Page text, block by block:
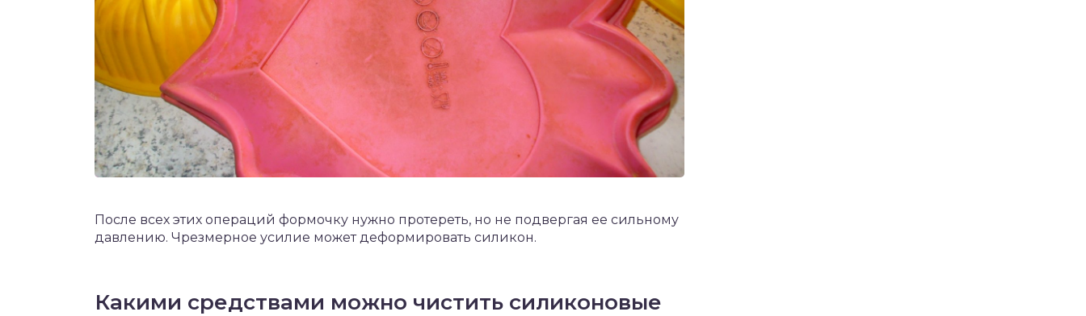
После всех этих операций формочку нужно протереть, но не подвергая ее сильному
давлению. Чрезмерное усилие может деформировать силикон.
Какими средствами можно чистить силиконовые